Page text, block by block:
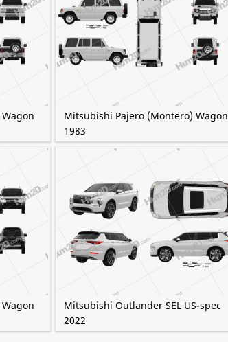
Mitsubishi Pajero (Montero) Wagon
1983
Mitsubishi Outlander SEL US-spec
2022